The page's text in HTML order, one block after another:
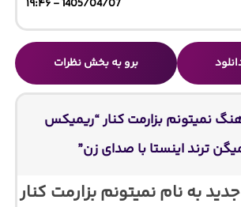
1405/04/07 - ۱۹:۴۶
برو به بخش نظرات
نمیتونم بزارمت کنار “ریمیکس
ترند اینستا با صدای زن”
به نام نمیتونم بزارمت کنار